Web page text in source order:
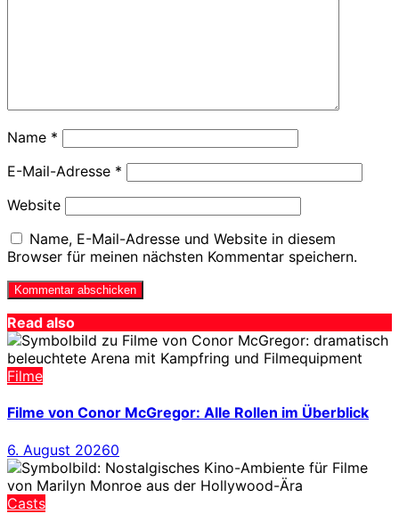
Name *
E-Mail-Adresse *
Website
Name, E-Mail-Adresse und Website in diesem
Browser für meinen nächsten Kommentar speichern.
Read also
Filme
Filme von Conor McGregor: Alle Rollen im Überblick
6. August 20260
Casts